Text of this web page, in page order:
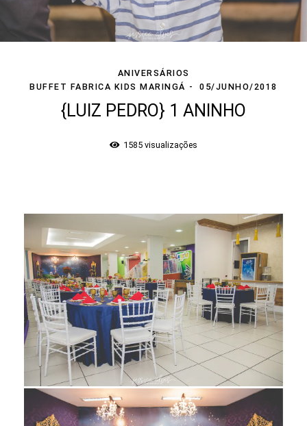
ANIVERSÁRIOS
BUFFET FABRICA KIDS MARINGÁ
05/JUNHO/2018
{LUIZ PEDRO} 1 ANINHO
1585 visualizações